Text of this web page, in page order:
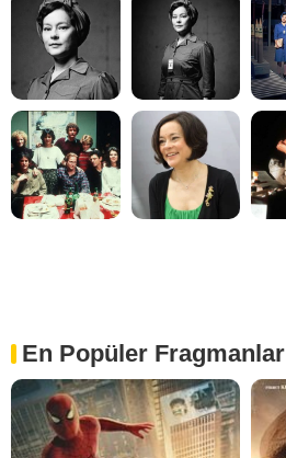
En Popüler Fragmanlar